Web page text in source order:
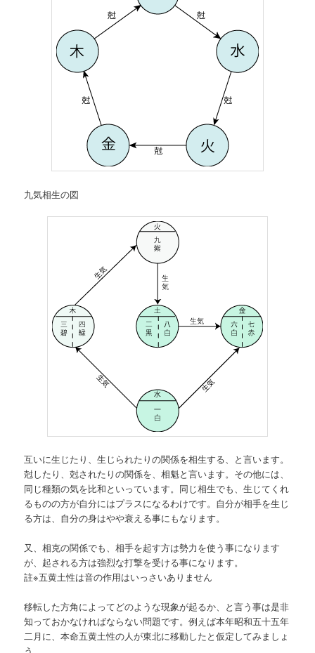
九気相生の図
互いに生じたり、生じられたりの関係を相生する、と言います。
尅したり、尅されたりの関係を、相魁と言います。その他には、
同じ種類の気を比和といっています。同じ相生でも、生じてくれ
るものの方が自分にはプラスになるわけです。自分が相手を生じ
る方は、自分の身はやや衰える事にもなります。
又、相克の関係でも、相手を起す方は勢力を使う事になります
が、起される方は強烈な打撃を受ける事になります。
註※五黄土性は音の作用はいっさいありません
移転した方角によってどのような現象が起るか、と言う事は是非
知っておかなければならない問題です。例えば本年昭和五十五年
二月に、本命五黄土性の人が東北に移動したと仮定してみましょ